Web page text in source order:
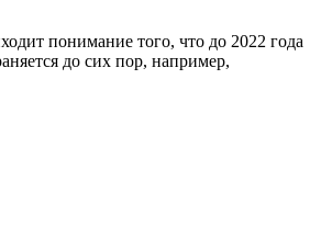
понимание того, что до 2022 года
до сих пор, например,